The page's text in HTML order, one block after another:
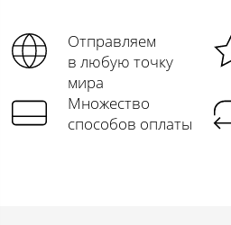
Отправляем
в любую точку
мира
Множество
способов оплаты